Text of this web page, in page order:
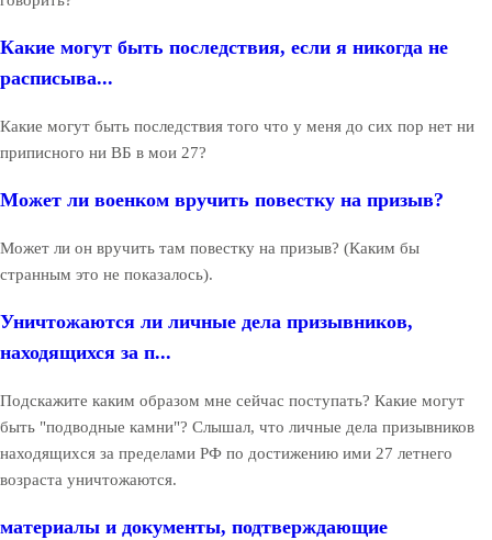
Какие могут быть последствия, если я никогда не
расписыва...
Какие могут быть последствия того что у меня до сих пор нет ни
приписного ни ВБ в мои 27?
Может ли военком вручить повестку на призыв?
Может ли он вручить там повестку на призыв? (Каким бы
странным это не показалось).
Уничтожаются ли личные дела призывников,
находящихся за п...
Подскажите каким образом мне сейчас поступать? Какие могут
быть "подводные камни"? Слышал, что личные дела призывников
находящихся за пределами РФ по достижению ими 27 летнего
возраста уничтожаются.
материалы и документы, подтверждающие